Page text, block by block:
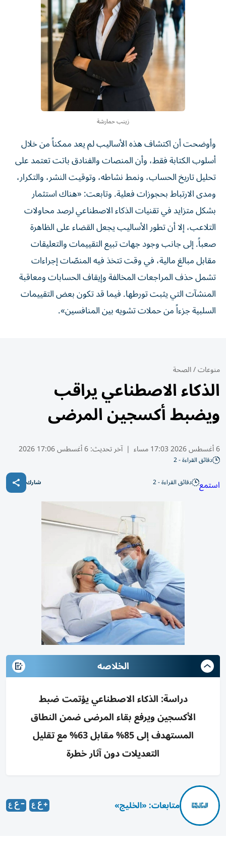
زينب حمارشة
وأوضحت أن اكتشاف هذه الأساليب لم يعد ممكناً من خلال
أسلوب الكتابة فقط، وأن المنصات والفنادق باتت تعتمد على
تحليل تاريخ الحساب، ونمط نشاطه، وتوقيت النشر، والتكرار،
ومدى الارتباط بحجوزات فعلية. وتابعت: «هناك استثمار
بشكل متزايد في تقنيات الذكاء الاصطناعي لرصد محاولات
التلاعب، إلا أن تطور الأساليب يجعل القضاء على الظاهرة
صعباً. إلى جانب وجود جهات تبيع التقييمات والتعليقات
مقابل مبالغ مالية، في وقت تتخذ فيه المنصّات إجراءات
تشمل حذف المراجعات المخالفة وإيقاف الحسابات ومعاقبة
المنشآت التي يثبت تورطها. فيما قد تكون بعض التقييمات
السلبية جزءاً من حملات تشويه بين المنافسين».
منوعات/الصحة
الذكاء الاصطناعي يراقب
ويضبط أكسجين المرضى
6 أغسطس 2026 17:03 مساء | آخر تحديث:6 أغسطس 17:06 2026
دقائق القراءة - 2
استمع دقائق القراءة - 2 شارك
الخلاصه
دراسة: الذكاء الاصطناعي يؤتمت ضبط
الأكسجين ويرفع بقاء المرضى ضمن النطاق
المستهدف إلى 85% مقابل 63% مع تقليل
التعديلات دون آثار خطرة
متابعات: «الخليج»